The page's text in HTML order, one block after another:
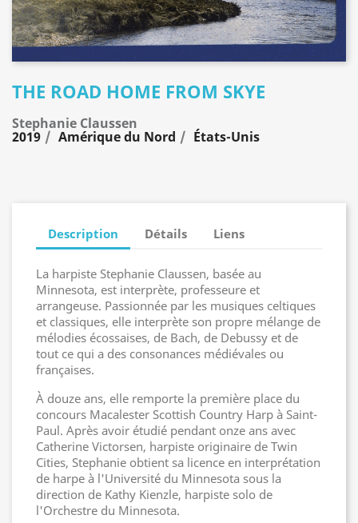
THE ROAD HOME FROM SKYE
Stephanie Claussen
2019 Amérique du Nord États-Unis
Description Détails Liens
La harpiste Stephanie Claussen, basée au
Minnesota, est interprète, professeure et
arrangeuse. Passionnée par les musiques celtiques
et classiques, elle interprète son propre mélange de
mélodies écossaises, de Bach, de Debussy et de
tout ce qui a des consonances médiévales ou
françaises.
À douze ans, elle remporte la première place du
concours Macalester Scottish Country Harp à Saint-
Paul. Après avoir étudié pendant onze ans avec
Catherine Victorsen, harpiste originaire de Twin
Cities, Stephanie obtient sa licence en interprétation
de harpe à l'Université du Minnesota sous la
direction de Kathy Kienzle, harpiste solo de
l'Orchestre du Minnesota.